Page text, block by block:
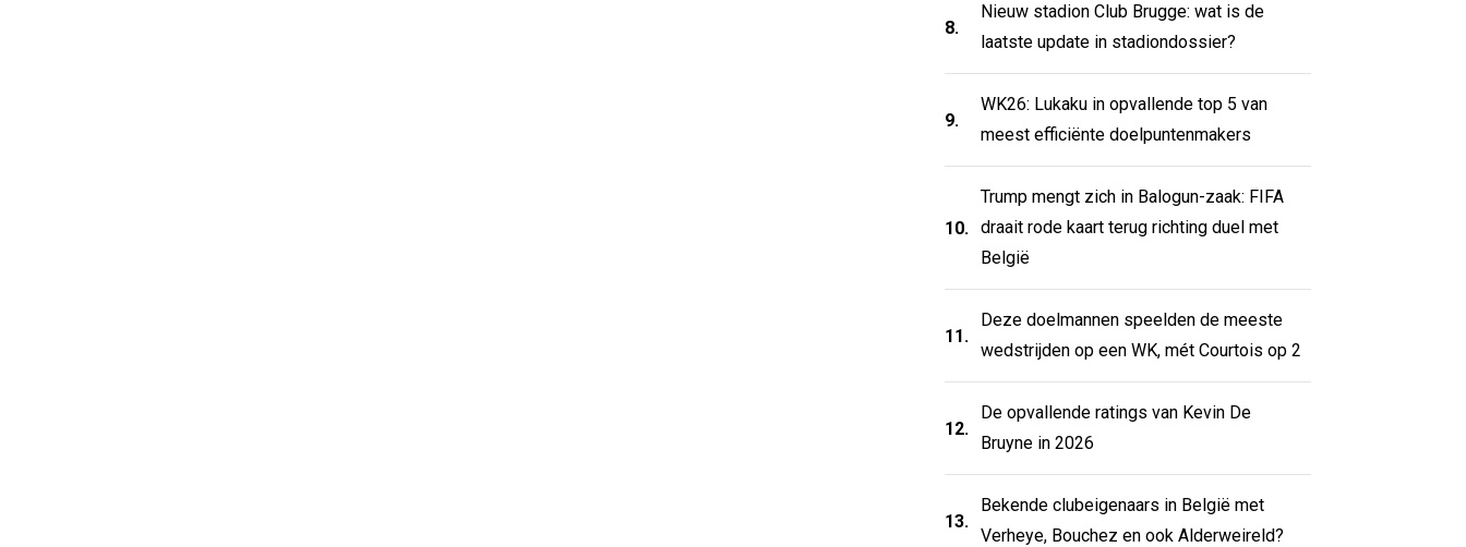
8.
Nieuw stadion Club Brugge: wat is de
laatste update in stadiondossier?
9.
WK26: Lukaku in opvallende top 5 van
meest efficiënte doelpuntenmakers
10.
Trump mengt zich in Balogun-zaak: FIFA
draait rode kaart terug richting duel met
België
11.
Deze doelmannen speelden de meeste
wedstrijden op een WK, mét Courtois op 2
12.
De opvallende ratings van Kevin De
Bruyne in 2026
13.
Bekende clubeigenaars in België met
Verheye, Bouchez en ook Alderweireld?